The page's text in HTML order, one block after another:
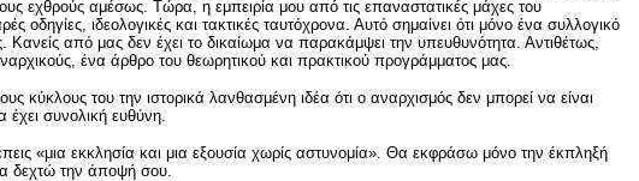
εχθρούς αμέσως. Τώρα, η εμπειρία μου από τις επαναστατικές μάχες του
ιδεολογικές και τακτικές ταυτόχρονα. Αυτό σημαίνει ότι μόνο ένα συλλογικό
από μας δεν έχει το δικαίωμα να παρακάμψει την υπευθυνότητα. Αντιθέτως,
ένα άρθρο του θεωρητικού και πρακτικού προγράμματος μας.
του την ιστορικά λανθασμένη ιδέα ότι ο αναρχισμός δεν μπορεί να είναι
έχει συνολική ευθύνη.
«μια εκκλησία και μια εξουσία χωρίς αστυνομία». Θα εκφράσω μόνο την έκπληξή
δεχτώ την άποψή σου.